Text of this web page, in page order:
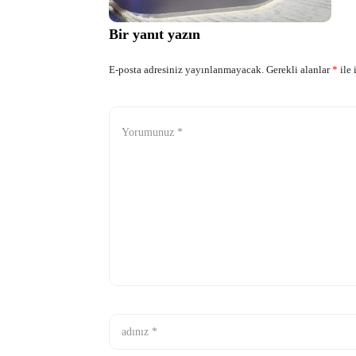
Bir yanıt yazın
E-posta adresiniz yayınlanmayacak. Gerekli alanlar* ile